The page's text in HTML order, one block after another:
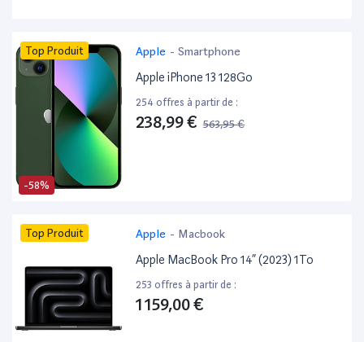
-58%
Top Produit Apple - Smartphone
Apple iPhone 13 128Go
254 offres à partir de :
238,99 € 563,95 €
Top Produit Apple - Macbook
Apple MacBook Pro 14” (2023) 1To
253 offres à partir de :
1 159,00 €